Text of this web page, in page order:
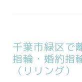
千葉市緑区で
指輪・婚約指
（リリング）